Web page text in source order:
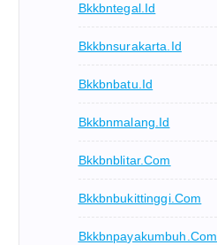
Bkkbntegal.id
Bkkbnsurakarta.id
Bkkbnbatu.id
Bkkbnmalang.id
Bkkbnblitar.com
Bkkbnbukittinggi.com
Bkkbnpayakumbuh.com